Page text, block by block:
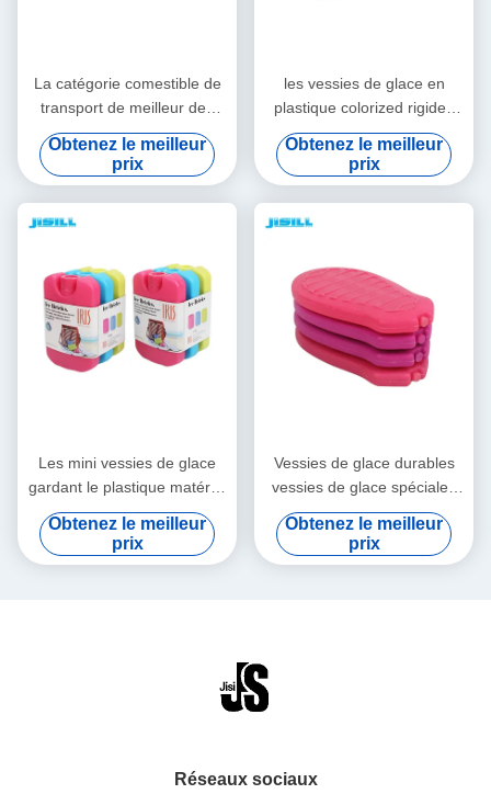
La catégorie comestible de
transport de meilleur des
prix de glace de gel de
sports aquatiques de
pomme HDPE solaire
vaccinique de forme
colorized des vessies de
Obtenez le meilleur
prix
les vessies de glace en
plastique colorized rigides
colorées de catégorie
comestible de HDPE
emploient extensivement
gardent le refroidisseur froid
de bouteille de gel pour la
Obtenez le meilleur
prix
Les mini vessies de glace
gardant le plastique matériel
promotionnel froid de
catégorie comestible de
changement de phase de
Obtenez le meilleur
prix
Vessies de glace durables
vessies de glace spéciales
rouges de forme de mini
pour la médecine
Obtenez le meilleur
prix
Réseaux sociaux